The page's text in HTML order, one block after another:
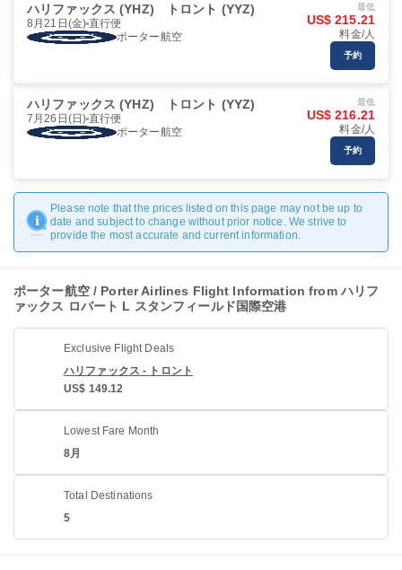
ハリファックス (YHZ) トロント (YYZ)
8月21日(金) 直行便
ポーター航空
最低
US$ 215.21
料金/人
予約
ハリファックス (YHZ) トロント (YYZ)
7月26日(日) 直行便
ポーター航空
最低
US$ 216.21
料金/人
予約
Please note that the prices listed on this page may not be up to
date and subject to change without prior notice. We strive to
provide the most accurate and current information.
ポーター航空 / Porter Airlines Flight Information from ハリフ
ァックス ロバート L スタンフィールド国際空港
Exclusive Flight Deals
ハリファックス - トロント
US$ 149.12
Lowest Fare Month
8月
Total Destinations
5